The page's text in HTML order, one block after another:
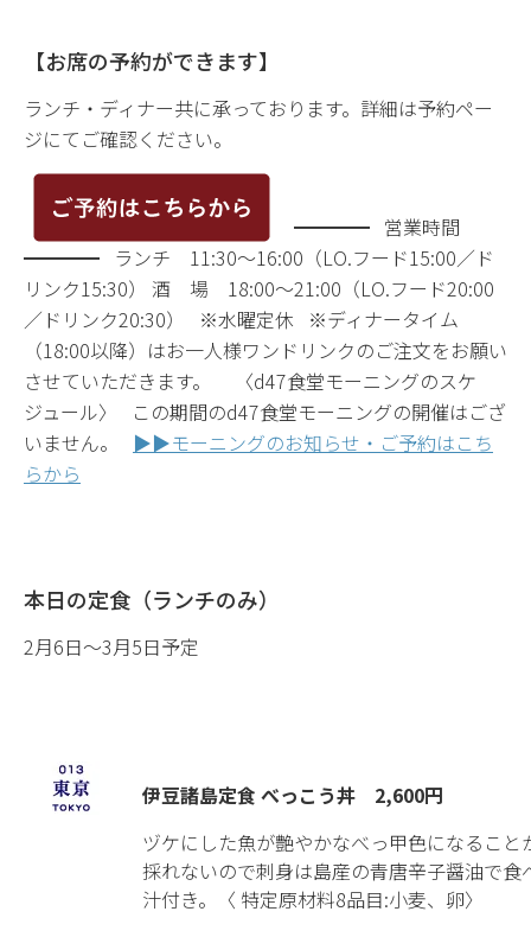
【お席の予約ができます】
ランチ・ディナー共に承っております。詳細は予約ペー
ジにてご確認ください。
━━━━ 営業時間
━━━━ ランチ 11:30～16:00（LO.フード15:00／ド
リンク15:30） 酒 場 18:00～21:00（LO.フード20:00
／ドリンク20:30） ※水曜定休 ※ディナータイム
（18:00以降）はお一人様ワンドリンクのご注文をお願い
させていただきます。 〈d47食堂モーニングのスケ
ジュール〉 この期間のd47食堂モーニングの開催はござ
いません。 ▶︎▶︎モーニングのお知らせ・ご予約はこち
らから
本日の定食（ランチのみ）
2月6日〜3月5日予定
伊豆諸島定食 べっこう丼 2,600円
ヅケにした魚が艶やかなべっ甲色になるこ
採れないので刺身は島産の青唐辛子醤油で
汁付き。〈 特定原材料8品目:小麦、卵〉